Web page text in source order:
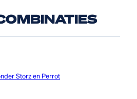
Storz en Perrot